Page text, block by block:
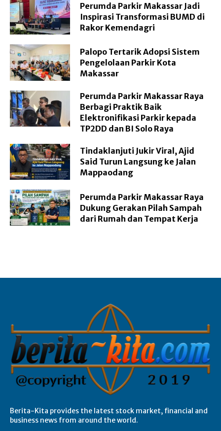
Perumda Parkir Makassar Jadi
Inspirasi Transformasi BUMD di
Rakor Kemendagri
Palopo Tertarik Adopsi Sistem
Pengelolaan Parkir Kota
Makassar
Perumda Parkir Makassar Raya
Berbagi Praktik Baik
Elektronifikasi Parkir kepada
TP2DD dan BI Solo Raya
Tindaklanjuti Jukir Viral, Ajid
Said Turun Langsung ke Jalan
Mappaodang
Perumda Parkir Makassar Raya
Dukung Gerakan Pilah Sampah
dari Rumah dan Tempat Kerja
Berita-Kita provides the latest stock market, financial and
business news from around the world.